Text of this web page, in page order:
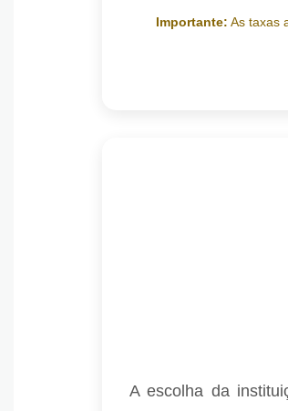
Importante: As taxas
A escolha da